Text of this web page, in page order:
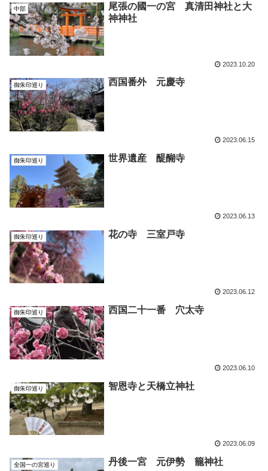
中部
尾張の國一の宮 真清田神社と大
神神社
2023.10.20
御朱印巡り 西国番外 元慶寺
2023.06.15
御朱印巡り 世界遺産 醍醐寺
2023.06.13
御朱印巡り 花の寺 三室戸寺
2023.06.12
御朱印巡り 西国二十一番 穴太寺
2023.06.10
御朱印巡り 智恩寺と天橋立神社
2023.06.09
全国一の宮巡り 丹後一宮 元伊勢 籠神社